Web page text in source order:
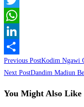
Twitter
WhatsApp
LinkedIn
Share
Read
more
articles
Previous PostKodim Ngawi
Next PostDandim Madiun
You Might Also Like